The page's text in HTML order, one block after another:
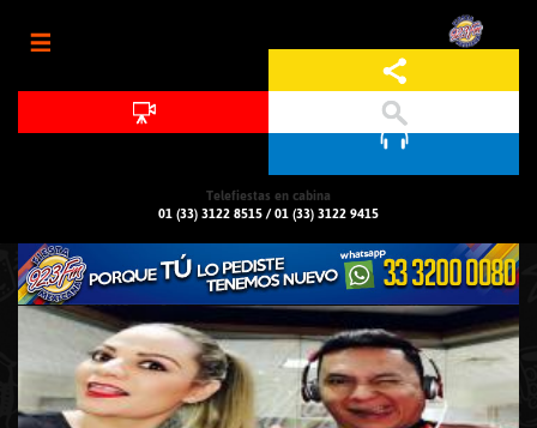
Telefiestas en cabina
01 (33) 3122 8515 /01 (33) 3122 9415